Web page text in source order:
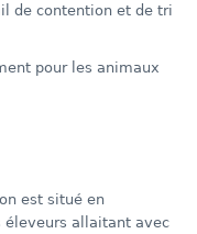
de contention et de tri
pour les animaux
est situé en
éleveurs allaitant avec